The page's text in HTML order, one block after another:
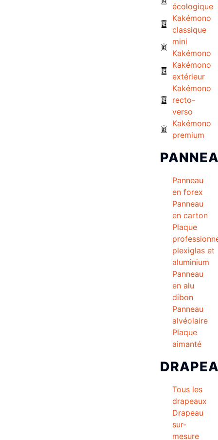
écologique
Kakémono
classique
mini
Kakémono
Kakémono
extérieur
Kakémono
recto-
verso
Kakémono
premium
Panneau
en forex
Panneau
en carton
Plaque
plexiglas et
aluminium
Panneau
en alu
dibon
Panneau
alvéolaire
Plaque
aimanté
Tous les
drapeaux
Drapeau
sur-
mesure